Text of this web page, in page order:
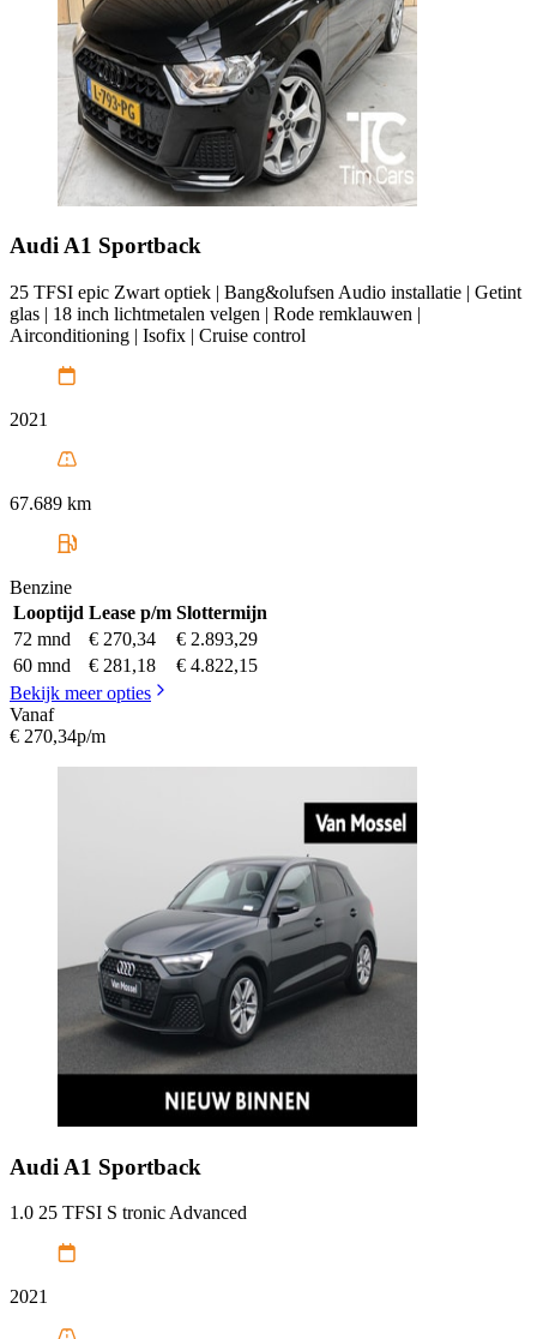
AudiA1 Sportback
25 TFSI epic Zwart optiek | Bang&olufsen Audio installatie | Getint
glas | 18 inch lichtmetalen velgen | Rode remklauwen |
Airconditioning | Isofix | Cruise control
2021
67.689 km
Benzine
Looptijd Lease p/m Slottermijn
72 mnd
€ 270,34
€ 2.893,29
60 mnd
€ 281,18
€ 4.822,15
Bekijk meer opties
Vanaf
€ 270,34p/m
Audi A1 Sportback
1.0 25 TFSI S tronic Advanced
2021